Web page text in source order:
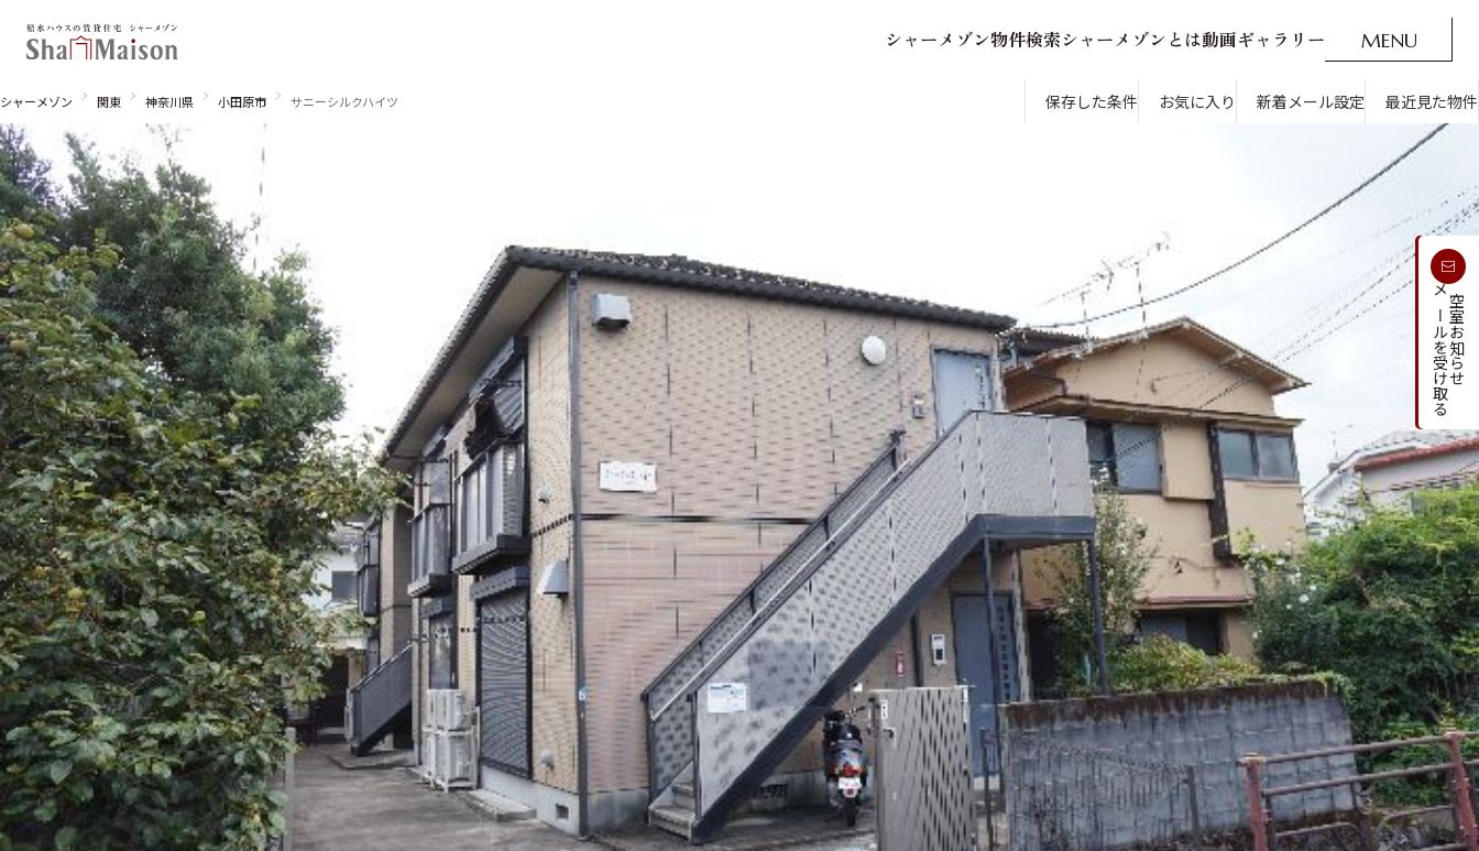
シ ャーメ ゾン物件検索シ ャーメ ゾン とは動画ギャ ラ リ ー MENU
O
新着メール設定 最近見た物件 CLOSE
北海道 東北
中部
関西
中国・四国 九州
市区郡・路線・駅から探す
通勤・通学時間から探す
地図から探す
人気のカテゴリから探す
シャーメゾンとは シャーメゾンセレクション ルームツアー
動画ギャラリー ShaMaison STYLE
シャーメゾンショップを探す
らくらく内見
シャーメゾンライフサポート
自立型サービス付き・シニア向け
お問い合わせ・よくある質問
新着メールを
受け取る
シャーメゾン 関東 神奈川県 小田原市 サニーシルクハイツ 保存した条件 お気に入り 新着メール設定 最近見た物件
空室お知らせ
メールを受け取る